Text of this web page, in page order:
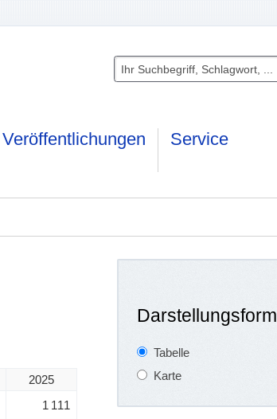
Veröffentlichungen Service
2025
1 111
Darstellungsform
Tabelle
Karte